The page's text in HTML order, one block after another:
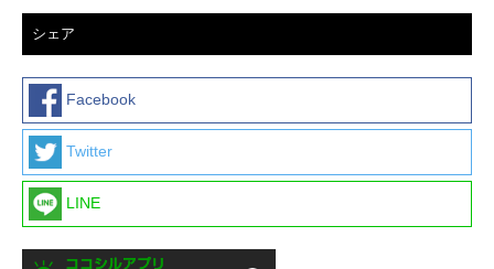
シェア
Facebook
Twitter
LINE